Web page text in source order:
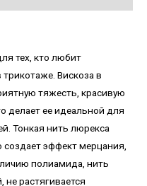
тех, кто любит
Вискоза в
тяжесть, красивую
делает ее идеальной для
Тонкая нить люрекса
создает эффект мерцания,
полиамида, нить
не растягивается